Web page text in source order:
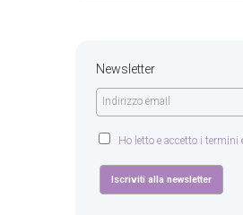
Newsletter
Ho letto e accetto i termini